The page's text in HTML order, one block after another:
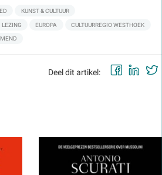
KUNST & CULTUUR
LEZING EUROPA CULTUURREGIO WESTHOEK
Deel dit artikel: